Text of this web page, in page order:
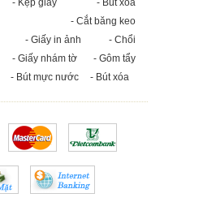
- Kẹp giấy
- Bút xóa
- Cắt băng keo
- Giấy in ảnh
- Chổi
- Giấy nhám tờ
- Gôm tẩy
- Bút mực nước - Bút xóa